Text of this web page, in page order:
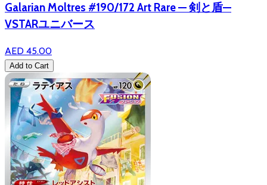
Galarian Moltres #190/172 Art Rare — 剣と盾—
VSTARユニバース
AED 45.00
Add to Cart